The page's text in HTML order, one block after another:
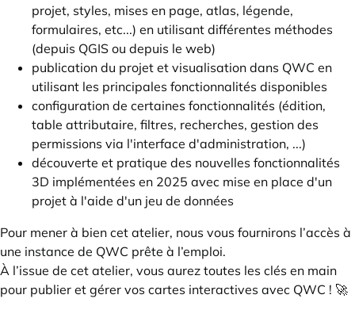
projet, styles, mises en page, atlas, légende,
formulaires, etc...) en utilisant différentes méthodes
(depuis QGIS ou depuis le web)
publication du projet et visualisation dans QWC en
utilisant les principales fonctionnalités disponibles
configuration de certaines fonctionnalités (édition,
table attributaire, filtres, recherches, gestion des
permissions via l'interface d'administration, ...)
découverte et pratique des nouvelles fonctionnalités
3D implémentées en 2025 avec mise en place d'un
projet à l'aide d'un jeu de données
Pour mener à bien cet atelier, nous vous fournirons l’accès à
une instance de QWC prête à l’emploi.
À l’issue de cet atelier, vous aurez toutes les clés en main
pour publier et gérer vos cartes interactives avec QWC ! 🚀